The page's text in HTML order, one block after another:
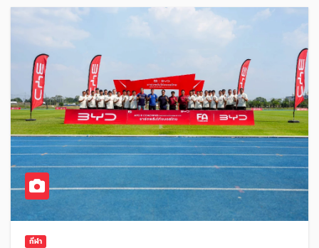
กีฬา